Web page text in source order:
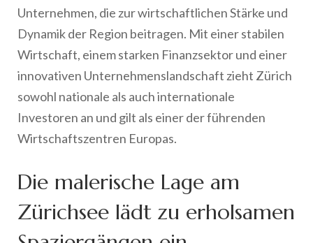
Unternehmen, die zur wirtschaftlichen Stärke und
Dynamik der Region beitragen. Mit einer stabilen
Wirtschaft, einem starken Finanzsektor und einer
innovativen Unternehmenslandschaft zieht Zürich
sowohl nationale als auch internationale
Investoren an und gilt als einer der führenden
Wirtschaftszentren Europas.
Die malerische Lage am
Zürichsee lädt zu erholsamen